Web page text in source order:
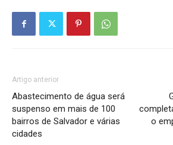
Artigo anterior
Abastecimento de água será
suspenso em mais de 100
bairros de Salvador e várias
cidades
o